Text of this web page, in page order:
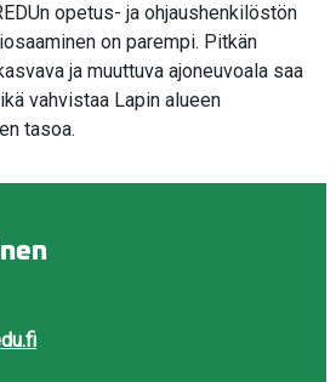
opetus- ja ohjaushenkilöstön
on parempi. Pitkän
ja muuttuva ajoneuvoala saa
vahvistaa Lapin alueen
tasoa.